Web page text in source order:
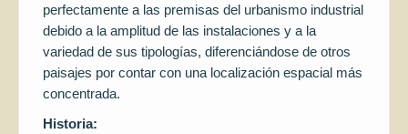
perfectamente a las premisas del urbanismo industrial
debido a la amplitud de las instalaciones y a la
variedad de sus tipologías, diferenciándose de otros
paisajes por contar con una localización espacial más
concentrada.
Historia: